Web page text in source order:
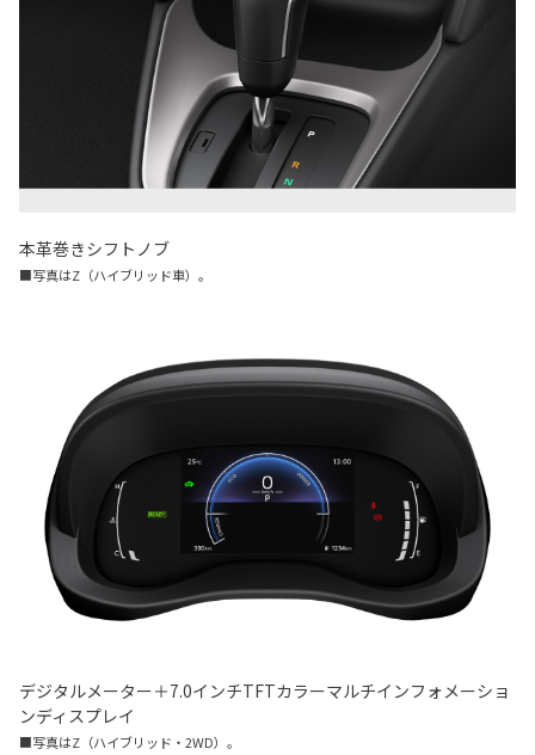
本革巻きシフトノブ
■写真はZ（ハイブリッド車）。
デジタルメーター＋7.0インチTFTカラーマルチインフォメーショ
ンディスプレイ
■写真はZ（ハイブリッド・2WD）。